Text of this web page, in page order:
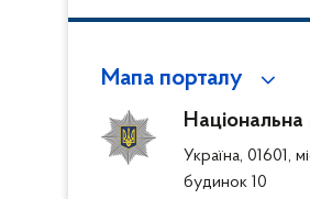
Мапа порталу
Національна
Україна, 01601,
будинок 10